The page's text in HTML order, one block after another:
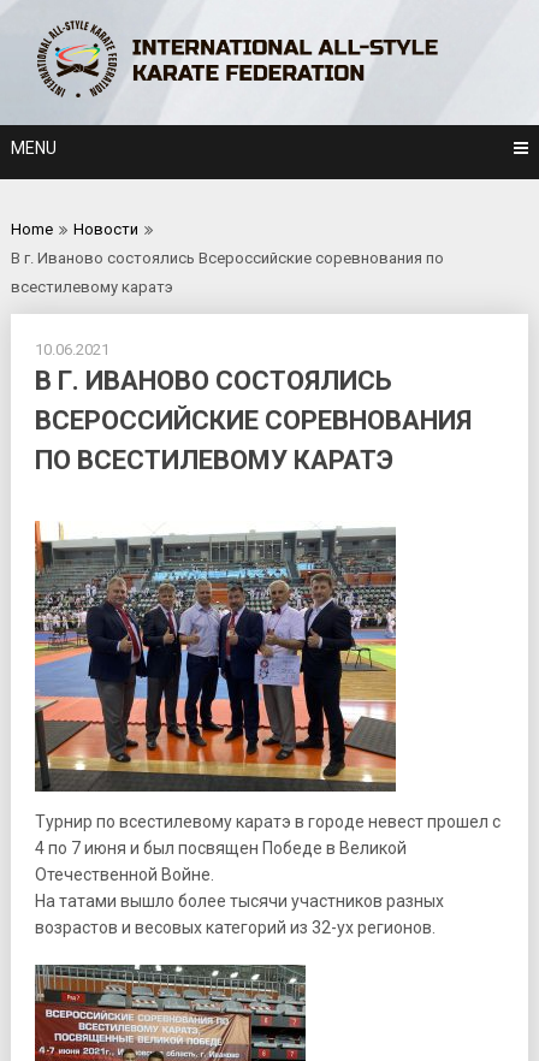
content
MENU
Home
Новости
В г. Иваново состоялись Всероссийские соревнования по
всестилевому каратэ
10.06.2021
В Г. ИВАНОВО СОСТОЯЛИСЬ
ВСЕРОССИЙСКИЕ СОРЕВНОВАНИЯ
ПО ВСЕСТИЛЕВОМУ КАРАТЭ
Турнир по всестилевому каратэ в городе невест прошел с
4 по 7 июня и был посвящен Победе в Великой
Отечественной Войне.
На татами вышло более тысячи участников разных
возрастов и весовых категорий из 32-ух регионов.